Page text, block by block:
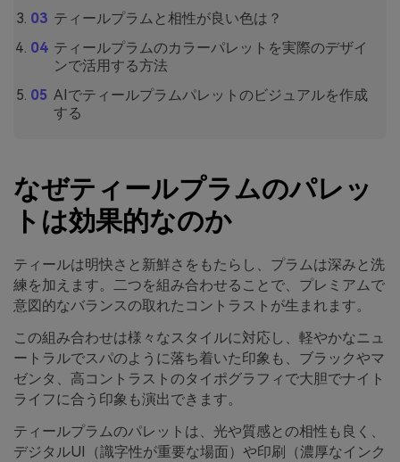
ティールプラムと相性が良い色は？
ティールプラムのカラーパレットを実際のデザイ
ンで活用する方法
AIでティールプラムパレットのビジュアルを作成
する
なぜティールプラムのパレッ
トは効果的なのか
ティールは明快さと新鮮さをもたらし、プラムは深みと洗
練を加えます。二つを組み合わせることで、プレミアムで
意図的なバランスの取れたコントラストが生まれます。
この組み合わせは様々なスタイルに対応し、軽やかなニュ
ートラルでスパのように落ち着いた印象も、ブラックやマ
ゼンタ、高コントラストのタイポグラフィで大胆でナイト
ライフに合う印象も演出できます。
ティールプラムのパレットは、光や質感との相性も良く、
デジタルUI（識字性が重要な場面）や印刷（濃厚なインク